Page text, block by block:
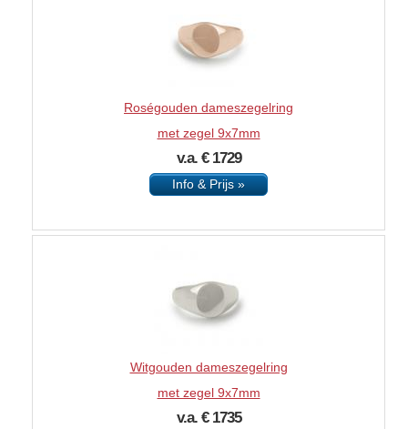
Roségouden dameszegelring
met zegel 9x7mm
v.a. € 1729
Info & Prijs »
Witgouden dameszegelring
met zegel 9x7mm
v.a. € 1735